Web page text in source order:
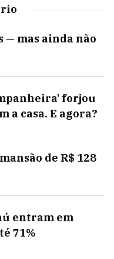
— mas ainda não
forjou
a casa. E agora?
de R$ 128
entram em
71%